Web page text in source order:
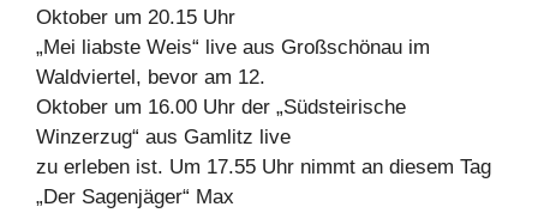
Oktober um 20.15 Uhr
„Mei liabste Weis“ live aus Großschönau im
Waldviertel, bevor am 12.
Oktober um 16.00 Uhr der „Südsteirische
Winzerzug“ aus Gamlitz live
zu erleben ist. Um 17.55 Uhr nimmt an diesem Tag
„Der Sagenjäger“ Max